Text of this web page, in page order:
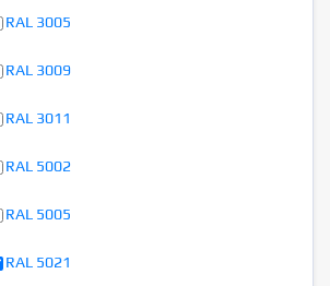
RAL 3005
RAL 3009
RAL 3011
RAL 5002
RAL 5005
RAL 5021